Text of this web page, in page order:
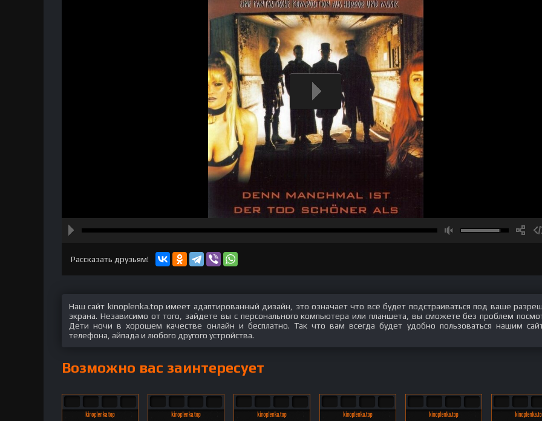
Рассказать друзьям!
Наш сайт kinoplenka.top имеет адаптированный дизайн, это означает что всё будет подстраиваться под ваше
экрана. Независимо от того, зайдете вы с персонального компьютера или планшета, вы сможете без проблем
Дети ночи в хорошем качестве онлайн и бесплатно. Так что вам всегда будет удобно пользоваться нашим
телефона, айпада и любого другого устройства.
Возможно вас заинтересует